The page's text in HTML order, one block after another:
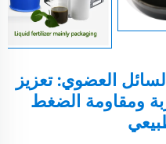
العضوي: تعزيز
ومقاومة الضغط